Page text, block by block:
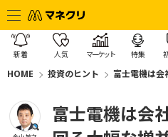
新着 人気 マーケット 特集
HOME 投資のヒント 富士電機は会
富士電機は会